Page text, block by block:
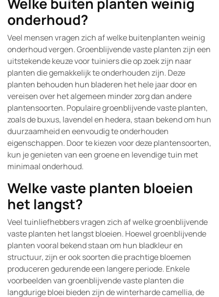
onderhoud?
Veel mensen vragen zich af welke buitenplanten weinig
onderhoud vergen. Groenblijvende vaste planten zijn een
uitstekende keuze voor tuiniers die op zoek zijn naar
planten die gemakkelijk te onderhouden zijn. Deze
planten behouden hun bladeren het hele jaar door en
vereisen over het algemeen minder zorg dan andere
plantensoorten. Populaire groenblijvende vaste planten,
zoals de buxus, lavendel en hedera, staan bekend om hun
duurzaamheid en eenvoudig te onderhouden
eigenschappen. Door te kiezen voor deze plantensoorten,
kun je genieten van een groene en levendige tuin met
minimaal onderhoud.
Welke vaste planten bloeien
het langst?
Veel tuinliefhebbers vragen zich af welke groenblijvende
vaste planten het langst bloeien. Hoewel groenblijvende
planten vooral bekend staan om hun bladkleur en
structuur, zijn er ook soorten die prachtige bloemen
produceren gedurende een langere periode. Enkele
voorbeelden van groenblijvende vaste planten die
langdurige bloei bieden zijn de winterharde camellia, de